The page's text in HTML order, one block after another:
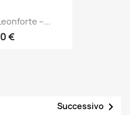
–...
€
Successivo 